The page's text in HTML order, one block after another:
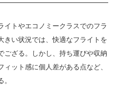
イトやエコノミークラスでのフラ
きい状況では、快適なフライトを
ござる。しかし、持ち運びや収納
ット感に個人差がある点など、